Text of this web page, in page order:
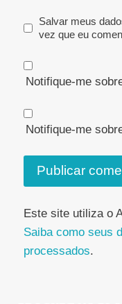
Salvar meus
vez que eu
Notifique-me
Notifique-me
Este site utiliza o
Saiba como seus
processados.